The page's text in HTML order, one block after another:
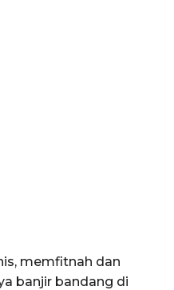
memfitnah dan
banjir bandang di